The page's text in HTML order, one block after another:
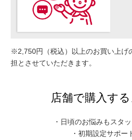
※2,750円（税込）以上のお買い上げ
担とさせていただきます。
店舗で購入す
・日頃のお悩みもスタ
・初期設定サポー